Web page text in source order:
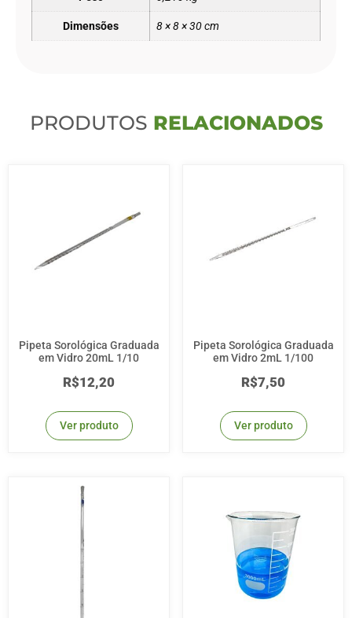
Dimensões 8 × 8 × 30 cm
PRODUTOS RELACIONADOS
Pipeta Sorológica Graduada
em Vidro 20mL 1/10
R$12,20
Ver produto
Pipeta Sorológica Graduada
em Vidro 2mL 1/100
R$7,50
Ver produto